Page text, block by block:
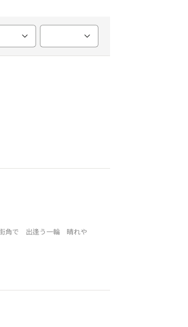
街角で 出逢う一輪 晴れや